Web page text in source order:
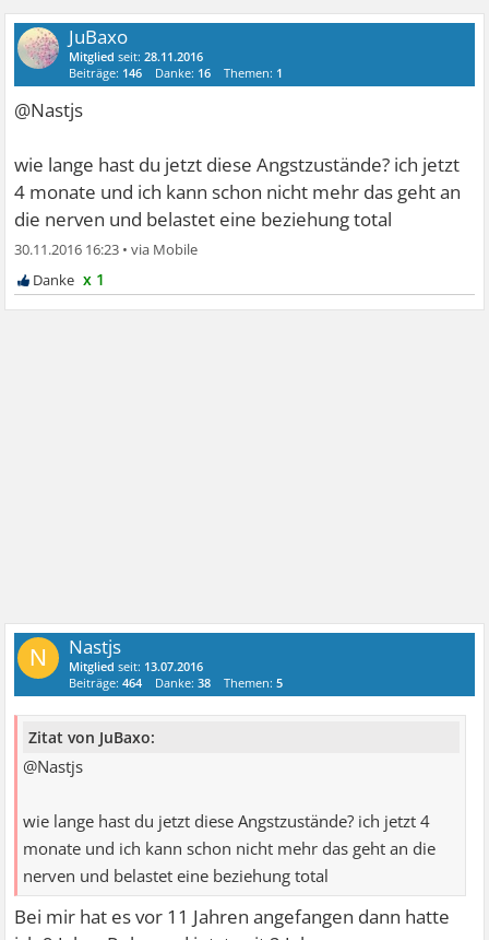
JuBaxo
Mitglied seit:28.11.2016
Beiträge: 146 Danke: 16 Themen: 1
@Nastjs
wie lange hast du jetzt diese Angstzustände? ich jetzt
4 monate und ich kann schon nicht mehr das geht an
die nerven und belastet eine beziehung total
30.11.2016 16:23 •
x 1
N Nastjs
Mitglied seit: 13.07.2016
Beiträge:464 Danke:38 Themen:5
Zitat von JuBaxo:
@Nastjs
wie lange hast du jetzt diese Angstzustände? ich jetzt 4
monate und ich kann schon nicht mehr das geht an die
nerven und belastet eine beziehung total
Bei mir hat es vor 11 Jahren angefangen dann hatte